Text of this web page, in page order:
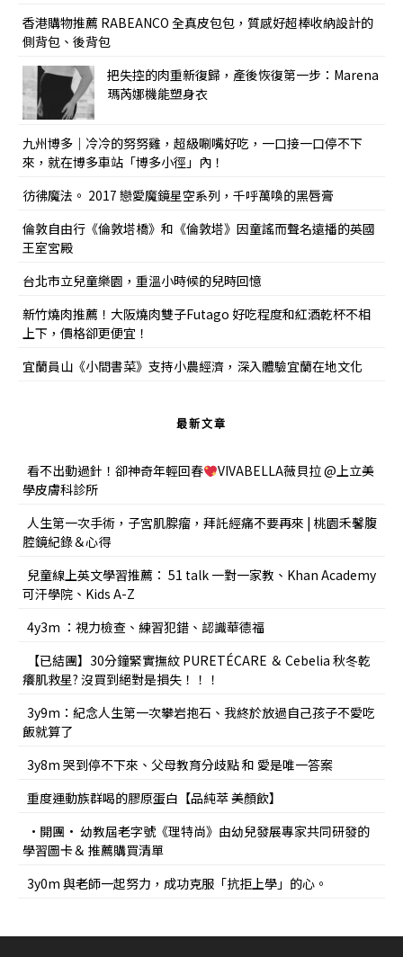
香港購物推薦 RABEANCO 全真皮包包，質感好超棒收納設計的
側背包、後背包
把失控的肉重新復歸，產後恢復第一步：Marena
瑪芮娜機能塑身衣
九州博多｜冷冷的努努雞，超級唰嘴好吃，一口接一口停不下
來，就在博多車站「博多小徑」內！
彷彿魔法。 2017 戀愛魔鏡星空系列，千呼萬喚的黑唇膏
倫敦自由行《倫敦塔橋》和《倫敦塔》因童謠而聲名遠播的英國
王室宮殿
台北市立兒童樂園，重溫小時候的兒時回憶
新竹燒肉推薦！大阪燒肉雙子Futago 好吃程度和紅酒乾杯不相
上下，價格卻更便宜！
宜蘭員山《小間書菜》支持小農經濟，深入體驗宜蘭在地文化
最新文章
看不出動過針！卻神奇年輕回春
VIVABELLA薇貝拉 @上立美
學皮膚科診所
人生第一次手術，子宮肌腺瘤，拜託經痛不要再來 | 桃園禾馨腹
腔鏡紀錄＆心得
兒童線上英文學習推薦： 51 talk 一對一家教、Khan Academy
可汗學院、Kids A-Z
4y3m ：視力檢查、練習犯錯、認識華德福
【已結團】30分鐘緊實撫紋 PURETÉCARE ＆ Cebelia 秋冬乾
癢肌救星? 沒買到絕對是損失！！！
3y9m：紀念人生第一次攀岩抱石、我終於放過自己孩子不愛吃
飯就算了
3y8m 哭到停不下來、父母教育分歧點 和 愛是唯一答案
重度運動族群喝的膠原蛋白【品純萃 美顏飲】
•開團• 幼教屆老字號《理特尚》由幼兒發展專家共同研發的
學習圖卡＆ 推薦購買清單
3y0m 與老師一起努力，成功克服「抗拒上學」的心。